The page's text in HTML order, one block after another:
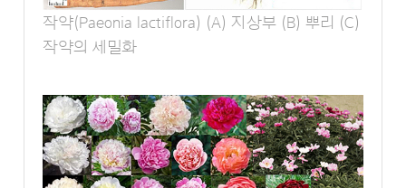
작약(Paeonia lactiflora) (A) 지상부 (B) 뿌리 (C)
작약의 세밀화